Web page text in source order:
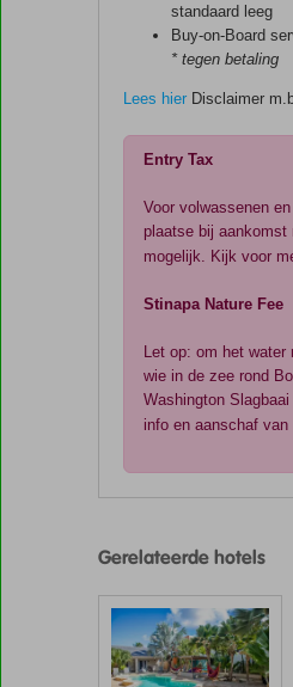
standaard leeg
Buy-on-Board
* tegen betaling
Lees hier Disclaimer
Entry Tax
Voor volwassenen
plaatse bij
mogelijk. Kijk voor
Stinapa Nature Fee
Let op: om het water
wie in de zee rond
Washington
info en aanschaf
door
klanten
gegeven
na
hun
Gerelateerde hotels